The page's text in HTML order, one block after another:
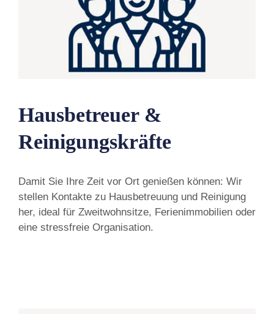
Hausbetreuer &
Reinigungskräfte
Damit Sie Ihre Zeit vor Ort genießen können: Wir
stellen Kontakte zu Hausbetreuung und Reinigung
her, ideal für Zweitwohnsitze, Ferienimmobilien oder
eine stressfreie Organisation.